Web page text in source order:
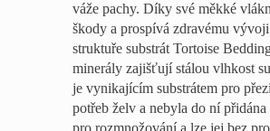
váže pachy. Díky své měkké
škody a prospívá zdravému
struktuře substrát Tortoise
minerály zajišťují stálou vlhkost
je vynikajícím substrátem pro
potřeb želv a nebyla do ní
pro rozmnožování a lze jej bez